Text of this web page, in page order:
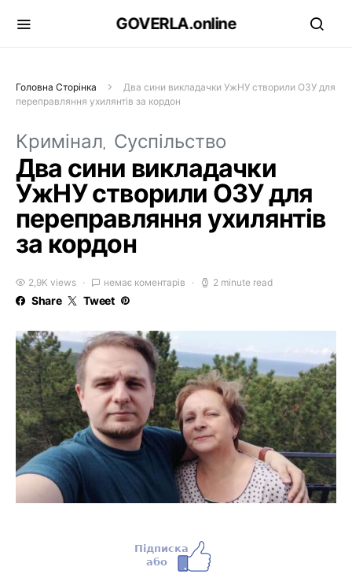
GOVERLA.online
Головна Сторінка
Два сини викладачки УжНУ створили ОЗУ для
переправляння ухилянтів за кордон
Кримінал Суспільство
Два сини викладачки
УжНУ створили ОЗУ для
переправляння ухилянтів
за кордон
2,9K views немає коментарів 2 minute read
Share Tweet